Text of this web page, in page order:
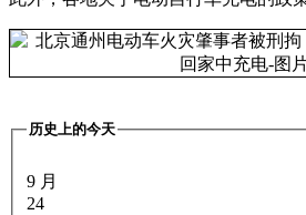
历史上的今天
9 月
24